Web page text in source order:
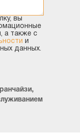
вы
а также с
и
данных.